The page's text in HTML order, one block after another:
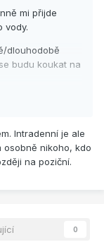
mi přijde
vody.
dlouhodobě
budu koukat na
Intradenní je ale
osobně nikoho, kdo
na poziční.
0